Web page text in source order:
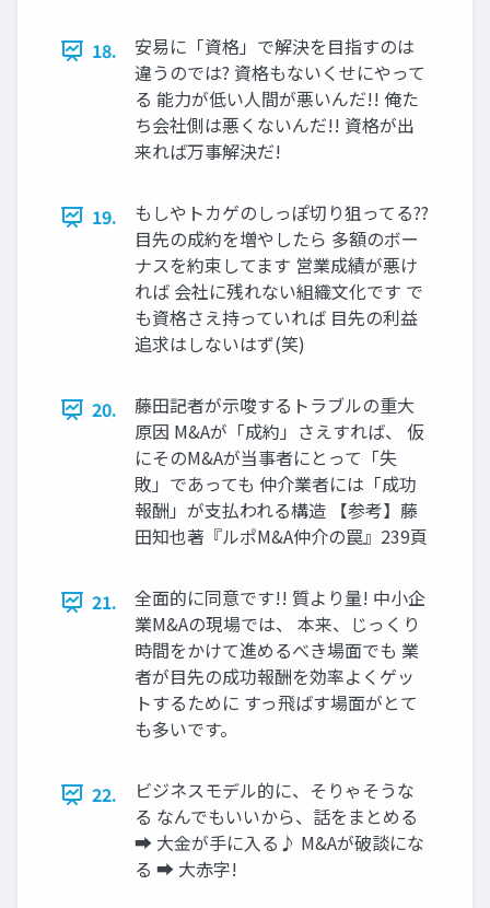
18.
安易に「資格」で解決を目指すのは
違うのでは? 資格もないくせにやって
る 能力が低い人間が悪いんだ!! 俺た
ち会社側は悪くないんだ!! 資格が出
来れば万事解決だ!
19.
もしやトカゲのしっぽ切り狙ってる??
目先の成約を増やしたら 多額のボー
ナスを約束してます 営業成績が悪け
れば 会社に残れない組織文化です で
も資格さえ持っていれば 目先の利益
追求はしないはず(笑)
20.
藤田記者が示唆するトラブルの重大
原因 M&Aが「成約」さえすれば、 仮
にそのM&Aが当事者にとって「失
敗」であっても 仲介業者には「成功
報酬」が支払われる構造 【参考】藤
田知也著『ルポM&A仲介の罠』239頁
21.
全面的に同意です!! 質より量! 中小企
業M&Aの現場では、 本来、じっくり
時間をかけて進めるべき場面でも 業
者が目先の成功報酬を効率よくゲッ
トするために すっ飛ばす場面がとて
も多いです。
22.
ビジネスモデル的に、そりゃそうな
る なんでもいいから、話をまとめる
➡ 大金が手に入る♪ M&Aが破談にな
る ➡ 大赤字!